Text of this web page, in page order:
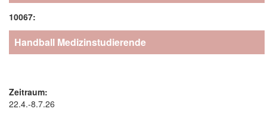
10067:
Handball Medizinstudierende
Zeitraum:
22.4.-8.7.26